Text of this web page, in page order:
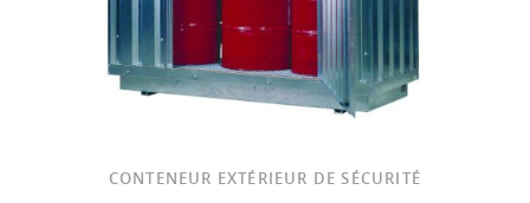
CONTENEUR EXTÉRIEUR DE SÉCURITÉ